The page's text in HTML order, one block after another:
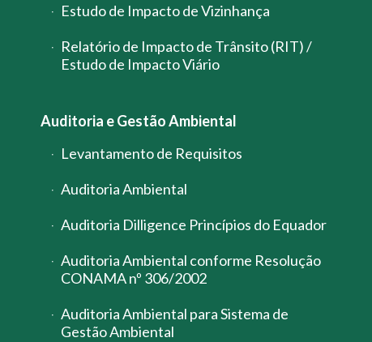
Estudo de Impacto de Vizinhança
Relatório de Impacto de Trânsito (RIT) /
Estudo de Impacto Viário
Auditoria e Gestão Ambiental
Levantamento de Requisitos
Auditoria Ambiental
Auditoria Dilligence Princípios do Equador
Auditoria Ambiental conforme Resolução
CONAMA nº 306/2002
Auditoria Ambiental para Sistema de
Gestão Ambiental